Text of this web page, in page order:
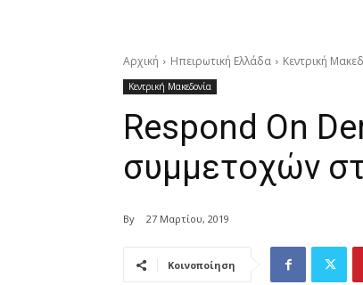
Αρχική Ηπειρωτική Ελλάδα Κεντρική
Κεντρική Μακεδονία
Respond On
συμμετοχών
By 27 Μαρτίου, 2019
Κοινοποίηση